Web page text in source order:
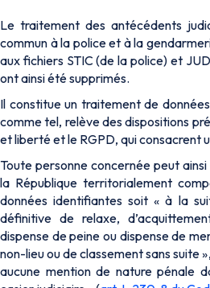
Le traitement des antécédents
commun à la police et à la
aux fichiers STIC (de la police) et
ont ainsi été supprimés.
Il constitue un traitement de
comme tel, relève des dispositions
et liberté et le RGPD, qui consacrent
Toute personne concernée peut
la République territorialement
données identifiantes soit « à la
définitive de relaxe,
dispense de peine ou dispense de
non-lieu ou de classement sans suite
aucune mention de nature pénale